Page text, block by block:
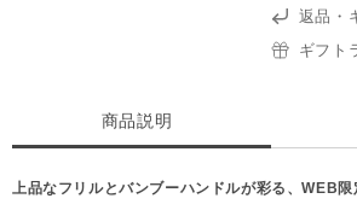
返品・
ギフト
商品説明
上品なフリルとバンブーハンドルが彩る、WEB限